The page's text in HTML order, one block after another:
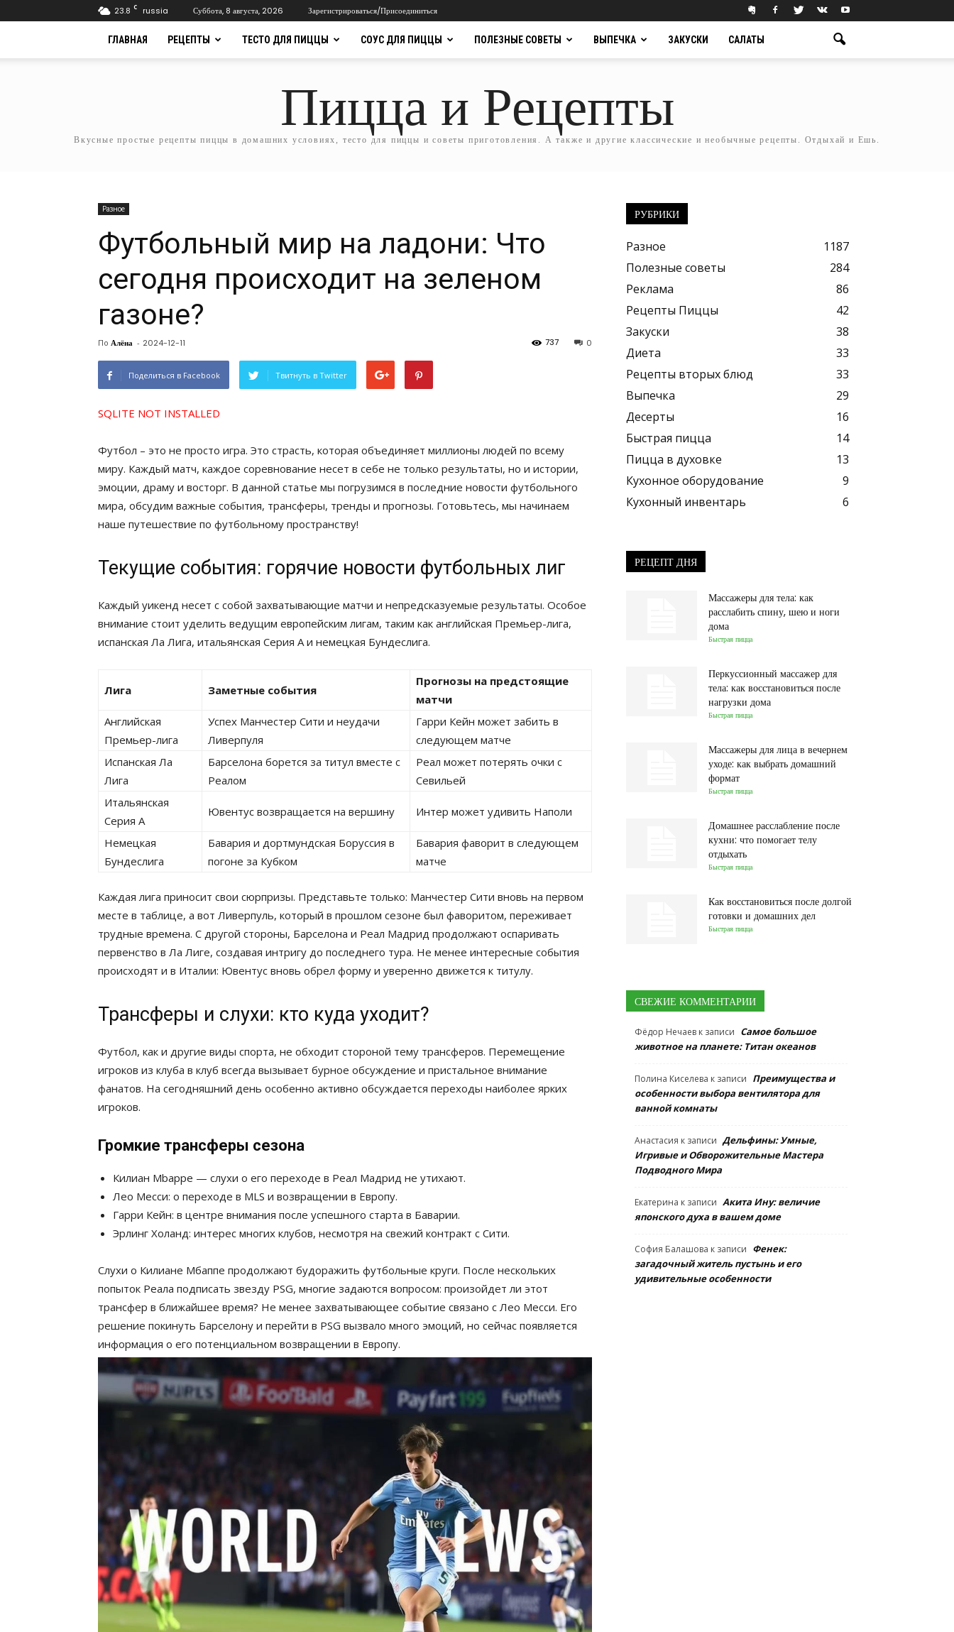
23.8 C russia Суббота, 8 августа, 2026 Зарегистрироваться/Присоединиться
ГЛАВНАЯ РЕЦЕПТЫ ТЕСТО ДЛЯ ПИЦЦЫ СОУС ДЛЯ ПИЦЦЫ ПОЛЕЗНЫЕ СОВЕТЫ ВЫПЕЧКА ЗАКУСКИ САЛАТЫ
Пицца и Рецепты
Вкусные простые рецепты пиццы в домашних условиях, тесто для пиццы и советы приготовления. А также и другие классические и необычные рецепты. Отдыхай и Ешь.
Разное
Футбольный мир на ладони: Что
сегодня происходит на зеленом
газоне?
По Алёна - 2024-12-11 0
737
Поделиться в Facebook Твитнуть в Twitter
SQLITE NOT INSTALLED
Футбол – это не просто игра. Это страсть, которая объединяет миллионы людей по всему
миру. Каждый матч, каждое соревнование несет в себе не только результаты, но и истории,
эмоции, драму и восторг. В данной статье мы погрузимся в последние новости футбольного
мира, обсудим важные события, трансферы, тренды и прогнозы. Готовьтесь, мы начинаем
наше путешествие по футбольному пространству!
Текущие события: горячие новости футбольных лиг
Каждый уикенд несет с собой захватывающие матчи и непредсказуемые результаты. Особое
внимание стоит уделить ведущим европейским лигам, таким как английская Премьер-лига,
испанская Ла Лига, итальянская Серия А и немецкая Бундеслига.
Лига Заметные события
Прогнозы на предстоящие
матчи
Английская
Премьер-лига
Успех Манчестер Сити и неудачи
Ливерпуля
Гарри Кейн может забить в
следующем матче
Испанская Ла
Лига
Барселона борется за титул вместе с
Реалом
Реал может потерять очки с
Севильей
Итальянская
Серия А
Ювентус возвращается на вершину Интер может удивить Наполи
Немецкая
Бундеслига
Бавария и дортмундская Боруссия в
погоне за Кубком
Бавария фаворит в следующем
матче
Каждая лига приносит свои сюрпризы. Представьте только: Манчестер Сити вновь на первом
месте в таблице, а вот Ливерпуль, который в прошлом сезоне был фаворитом, переживает
трудные времена. С другой стороны, Барселона и Реал Мадрид продолжают оспаривать
первенство в Ла Лиге, создавая интригу до последнего тура. Не менее интересные события
происходят и в Италии: Ювентус вновь обрел форму и уверенно движется к титулу.
Трансферы и слухи: кто куда уходит?
Футбол, как и другие виды спорта, не обходит стороной тему трансферов. Перемещение
игроков из клуба в клуб всегда вызывает бурное обсуждение и пристальное внимание
фанатов. На сегодняшний день особенно активно обсуждается переходы наиболее ярких
игроков.
Громкие трансферы сезона
Килиан Mbappe — слухи о его переходе в Реал Мадрид не утихают.
Лео Месси: о переходе в MLS и возвращении в Европу.
Гарри Кейн: в центре внимания после успешного старта в Баварии.
Эрлинг Холанд: интерес многих клубов, несмотря на свежий контракт с Сити.
Слухи о Килиане Мбаппе продолжают будоражить футбольные круги. После нескольких
попыток Реала подписать звезду PSG, многие задаются вопросом: произойдет ли этот
трансфер в ближайшее время? Не менее захватывающее событие связано с Лео Месси. Его
решение покинуть Барселону и перейти в PSG вызвало много эмоций, но сейчас появляется
информация о его потенциальном возвращении в Европу.
РУБРИКИ
Разное
1187
Полезные советы
284
Реклама
86
Рецепты Пиццы
42
Закуски
38
Диета
33
Рецепты вторых блюд
33
Выпечка
29
Десерты
16
Быстрая пицца
14
Пицца в духовке
13
Кухонное оборудование
9
Кухонный инвентарь
6
РЕЦЕПТ ДНЯ
Массажеры для тела: как
расслабить спину, шею и ноги
дома
Быстрая пицца
Перкуссионный массажер для
тела: как восстановиться после
нагрузки дома
Быстрая пицца
Массажеры для лица в вечернем
уходе: как выбрать домашний
формат
Быстрая пицца
Домашнее расслабление после
кухни: что помогает телу
отдыхать
Быстрая пицца
Как восстановиться после долгой
готовки и домашних дел
Быстрая пицца
СВЕЖИЕ КОММЕНТАРИИ
Фёдор Нечаев к записи Самое большое
животное на планете: Титан океанов
Полина Киселева к записи Преимущества и
особенности выбора вентилятора для
ванной комнаты
Анастасия к записи Дельфины: Умные,
Игривые и Обворожительные Мастера
Подводного Мира
Екатерина к записи Акита Ину: величие
японского духа в вашем доме
София Балашова к записи Фенек:
загадочный житель пустынь и его
удивительные особенности